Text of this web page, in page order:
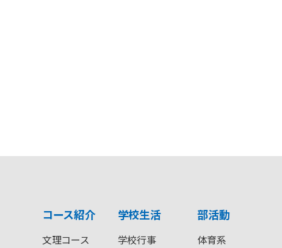
コース紹介
文理コース
学校生活
学校行事
部活動
体育系